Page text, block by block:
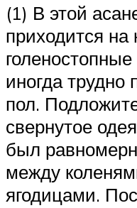
(1) В этой
приходится на
иногда трудно
пол.
свернутое
был
между
ягодицами.